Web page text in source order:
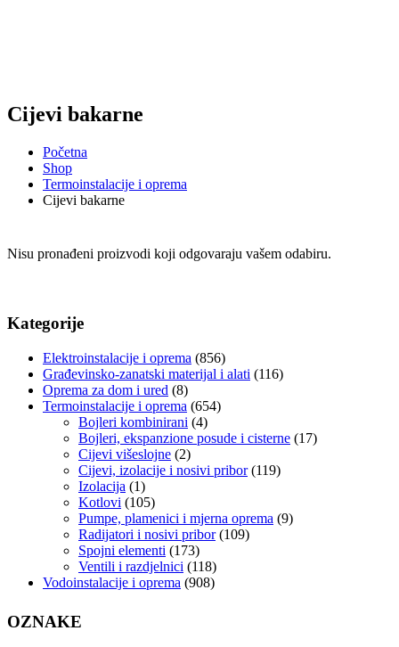
Cijevi bakarne
Početna
Shop
Termoinstalacije i oprema
Cijevi bakarne
Nisu pronađeni proizvodi koji odgovaraju vašem odabiru.
Kategorije
Elektroinstalacije i oprema (856)
Građevinsko-zanatski materijal i alati (116)
Oprema za dom i ured (8)
Termoinstalacije i oprema (654)
Bojleri kombinirani (4)
Bojleri, ekspanzione posude i cisterne (17)
Cijevi višeslojne (2)
Cijevi, izolacije i nosivi pribor (119)
Izolacija (1)
Kotlovi (105)
Pumpe, plamenici i mjerna oprema (9)
Radijatori i nosivi pribor (109)
Spojni elementi (173)
Ventili i razdjelnici (118)
Vodoinstalacije i oprema (908)
OZNAKE